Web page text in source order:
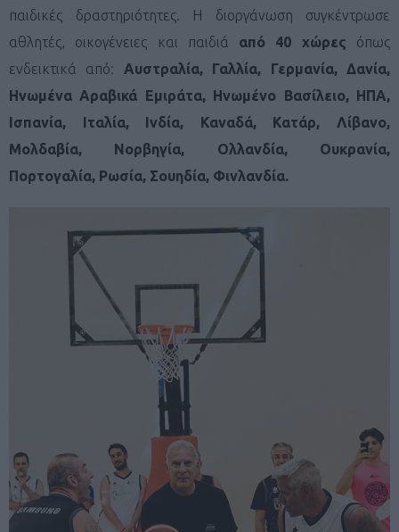
παιδικές δραστηριότητες. Η διοργάνωση συγκέντρωσε
αθλητές, οικογένειες και παιδιά από 40 χώρες όπως
ενδεικτικά από: Αυστραλία, Γαλλία, Γερμανία, Δανία,
Ηνωμένα Αραβικά Εμιράτα, Ηνωμένο Βασίλειο, ΗΠΑ,
Ισπανία, Ιταλία, Ινδία, Καναδά, Κατάρ, Λίβανο,
Μολδαβία, Νορβηγία, Ολλανδία, Ουκρανία,
Πορτογαλία, Ρωσία, Σουηδία, Φινλανδία.